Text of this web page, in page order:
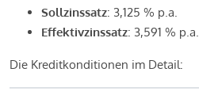
Sollzinssatz: 3,125 % p.a.
Effektivzinssatz: 3,591 % p.a.
Die Kreditkonditionen im Detail: